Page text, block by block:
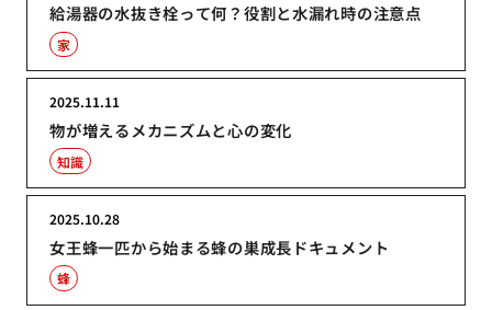
給湯器の水抜き栓って何？役割と水漏れ時の注意点
家
物が増えるメカニズムと心の変化
2025.11.11
知識
女王蜂一匹から始まる蜂の巣成長ドキュメント
2025.10.28
蜂